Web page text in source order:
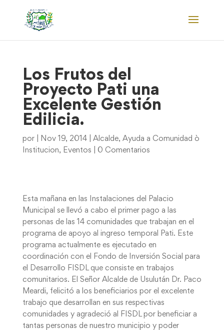
Los Frutos del
Proyecto Pati una
Excelente Gestión
Edilicia.
por Nov 19, 2014| Alcalde, Ayuda a Comunidad ò
Institucion, Eventos 0 Comentarios
Esta mañana en las Instalaciones del Palacio
Municipal se llevó a cabo el primer pago a las
personas de las 14 comunidades que trabajan en el
programa de apoyo al ingreso temporal Pati. Este
programa actualmente es ejecutado en
coordinación con el Fondo de Inversión Social para
el Desarrollo FISDL que consiste en trabajos
comunitarios. El Señor Alcalde de Usulután Dr. Paco
Meardi, felicitó a los beneficiarios por el excelente
trabajo que desarrollan en sus respectivas
comunidades y agradeció al FISDL por beneficiar a
tantas personas de nuestro municipio y poder